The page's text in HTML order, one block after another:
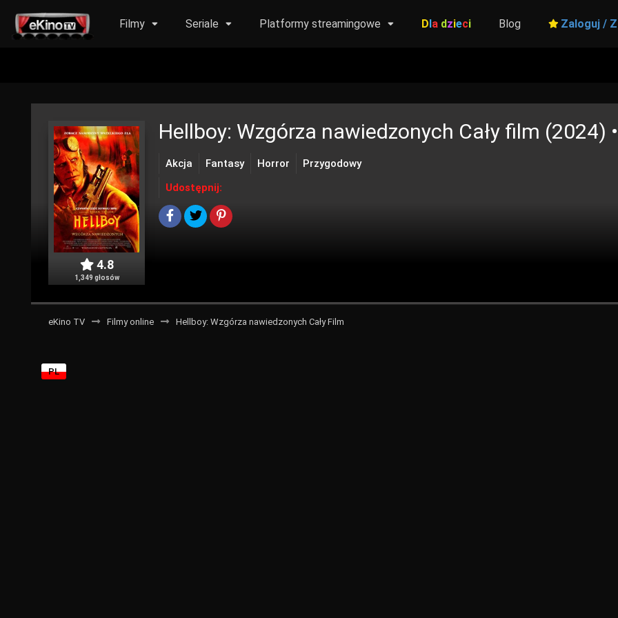
Filmy Seriale Platformy streamingowe Dla dzieci Blog Zaloguj /
4.8
1,349 głosów
Hellboy: Wzgórza nawiedzonych Cały film (2024)
Akcja Fantasy Horror
Przygodowy
Udostępnij:
eKino TV Filmy online Hellboy: Wzgórza nawiedzonych Cały Film
PL